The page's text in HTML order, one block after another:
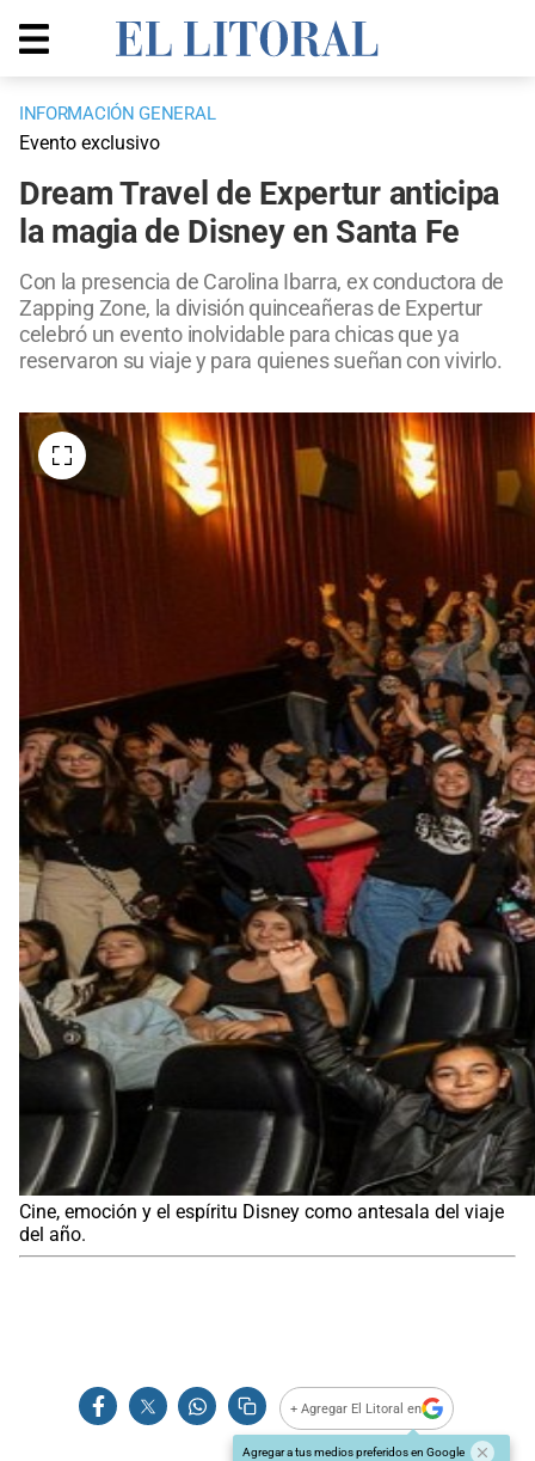
INFORMACIÓN GENERAL
Evento exclusivo
Dream Travel de Expertur anticipa
la magia de Disney en Santa Fe
Con la presencia de Carolina Ibarra, ex conductora de
Zapping Zone, la división quinceañeras de Expertur
celebró un evento inolvidable para chicas que ya
reservaron su viaje y para quienes sueñan con vivirlo.
Cine, emoción y el espíritu Disney como antesala del viaje
del año.
+ Agregar El Litoral en
Agregar a tus medios preferidos en Google